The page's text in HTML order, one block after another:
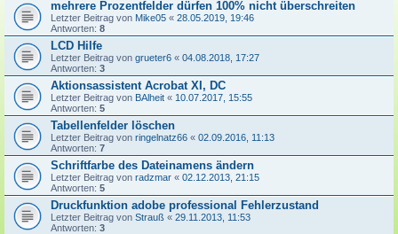
mehrere Prozentfelder dürfen 100% nicht überschreiten
Letzter Beitrag von Mike05 « 28.05.2019, 19:46
Antworten: 8
LCD Hilfe
Letzter Beitrag von grueter6 « 04.08.2018, 17:27
Antworten: 3
Aktionsassistent Acrobat XI, DC
Letzter Beitrag von BAlheit « 10.07.2017, 15:55
Antworten: 5
Tabellenfelder löschen
Letzter Beitrag von ringelnatz66 « 02.09.2016, 11:13
Antworten: 7
Schriftfarbe des Dateinamens ändern
Letzter Beitrag von radzmar « 02.12.2013, 21:15
Antworten: 5
Druckfunktion adobe professional Fehlerzustand
Letzter Beitrag von Strauß « 29.11.2013, 11:53
Antworten: 3